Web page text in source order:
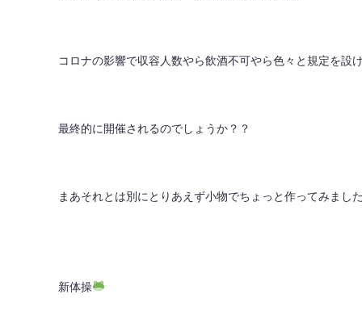
コロナの影響で収容人数やら飲酒不可やら色々と規定を設
最終的に開催されるのでしょうか？？
まあそれとは別にとりあえず小物でちょっと作ってみました
新体操